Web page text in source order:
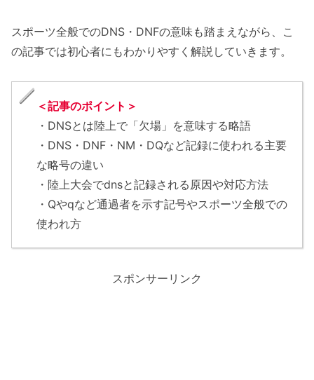
スポーツ全般でのDNS・DNFの意味も踏まえながら、こ
の記事では初心者にもわかりやすく解説していきます。
＜記事のポイント＞
・DNSとは陸上で「欠場」を意味する略語
・DNS・DNF・NM・DQなど記録に使われる主要
な略号の違い
・陸上大会でdnsと記録される原因や対応方法
・Qやqなど通過者を示す記号やスポーツ全般での
使われ方
スポンサーリンク